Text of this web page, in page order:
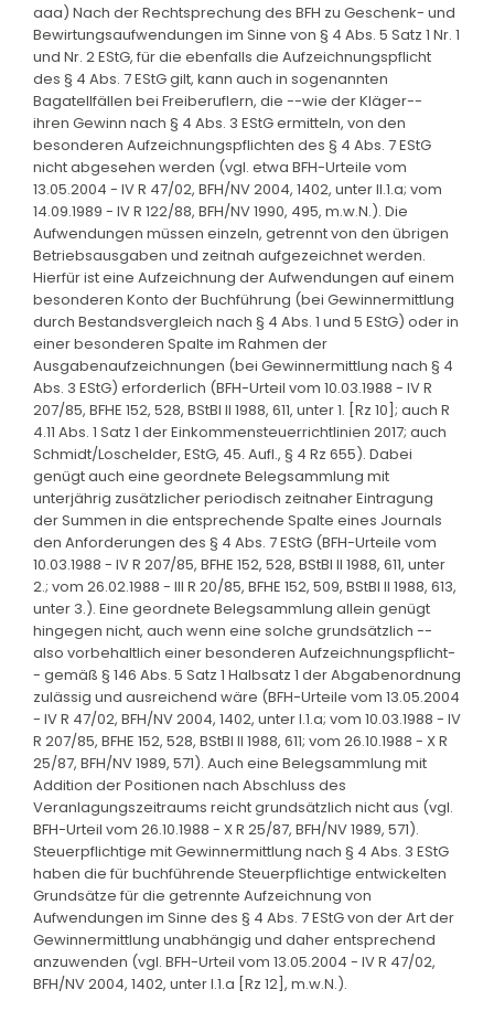
aaa) Nach der Rechtsprechung des BFH zu Geschenk- und
Bewirtungsaufwendungen im Sinne von § 4 Abs. 5 Satz 1 Nr. 1
und Nr. 2 EStG, für die ebenfalls die Aufzeichnungspflicht
des § 4 Abs. 7 EStG gilt, kann auch in sogenannten
Bagatellfällen bei Freiberuflern, die --wie der Kläger--
ihren Gewinn nach § 4 Abs. 3 EStG ermitteln, von den
besonderen Aufzeichnungspflichten des § 4 Abs. 7 EStG
nicht abgesehen werden (vgl. etwa BFH-Urteile vom
13.05.2004 - IV R 47/02, BFH/NV 2004, 1402, unter II.1.a; vom
14.09.1989 - IV R 122/88, BFH/NV 1990, 495, m.w.N.). Die
Aufwendungen müssen einzeln, getrennt von den übrigen
Betriebsausgaben und zeitnah aufgezeichnet werden.
Hierfür ist eine Aufzeichnung der Aufwendungen auf einem
besonderen Konto der Buchführung (bei Gewinnermittlung
durch Bestandsvergleich nach § 4 Abs. 1 und 5 EStG) oder in
einer besonderen Spalte im Rahmen der
Ausgabenaufzeichnungen (bei Gewinnermittlung nach § 4
Abs. 3 EStG) erforderlich (BFH-Urteil vom 10.03.1988 - IV R
207/85, BFHE 152, 528, BStBl II 1988, 611, unter 1. [Rz 10]; auch R
4.11 Abs. 1 Satz 1 der Einkommensteuerrichtlinien 2017; auch
Schmidt/Loschelder, EStG, 45. Aufl., § 4 Rz 655). Dabei
genügt auch eine geordnete Belegsammlung mit
unterjährig zusätzlicher periodisch zeitnaher Eintragung
der Summen in die entsprechende Spalte eines Journals
den Anforderungen des § 4 Abs. 7 EStG (BFH-Urteile vom
10.03.1988 - IV R 207/85, BFHE 152, 528, BStBl II 1988, 611, unter
2.; vom 26.02.1988 - III R 20/85, BFHE 152, 509, BStBl II 1988, 613,
unter 3.). Eine geordnete Belegsammlung allein genügt
hingegen nicht, auch wenn eine solche grundsätzlich --
also vorbehaltlich einer besonderen Aufzeichnungspflicht-
- gemäß § 146 Abs. 5 Satz 1 Halbsatz 1 der Abgabenordnung
zulässig und ausreichend wäre (BFH-Urteile vom 13.05.2004
- IV R 47/02, BFH/NV 2004, 1402, unter I.1.a; vom 10.03.1988 - IV
R 207/85, BFHE 152, 528, BStBl II 1988, 611; vom 26.10.1988 - X R
25/87, BFH/NV 1989, 571). Auch eine Belegsammlung mit
Addition der Positionen nach Abschluss des
Veranlagungszeitraums reicht grundsätzlich nicht aus (vgl.
BFH-Urteil vom 26.10.1988 - X R 25/87, BFH/NV 1989, 571).
Steuerpflichtige mit Gewinnermittlung nach § 4 Abs. 3 EStG
haben die für buchführende Steuerpflichtige entwickelten
Grundsätze für die getrennte Aufzeichnung von
Aufwendungen im Sinne des § 4 Abs. 7 EStG von der Art der
Gewinnermittlung unabhängig und daher entsprechend
anzuwenden (vgl. BFH-Urteil vom 13.05.2004 - IV R 47/02,
BFH/NV 2004, 1402, unter I.1.a [Rz 12], m.w.N.).